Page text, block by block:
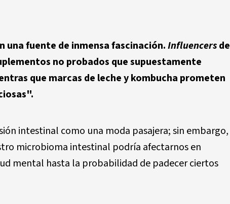
una fuente de inmensa fascinación.Influencersde
no probados que supuestamente
que marcas de leche y kombucha prometen
intestinal como una moda pasajera; sin embargo,
microbioma intestinal podría afectarnos en
mental hasta la probabilidad de padecer ciertos